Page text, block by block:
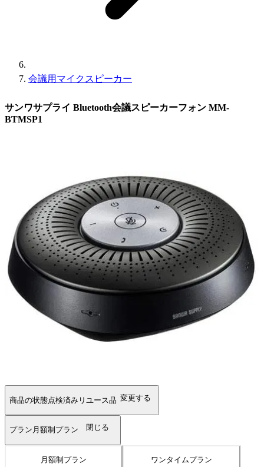
会議用マイクスピーカー
サンワサプライ Bluetooth会議スピーカーフォン MM-
BTMSP1
商品の状態点検済みリユース品 変更する
プラン 月額制プラン 閉じる
月額制プラン ワンタイムプラン